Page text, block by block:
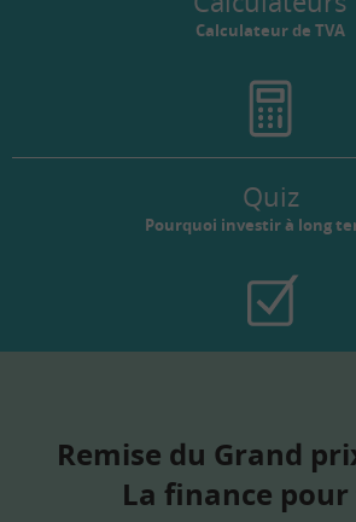
Calculateur de TVA
Quiz
Pourquoi investir à long
Remise du Grand
La finance